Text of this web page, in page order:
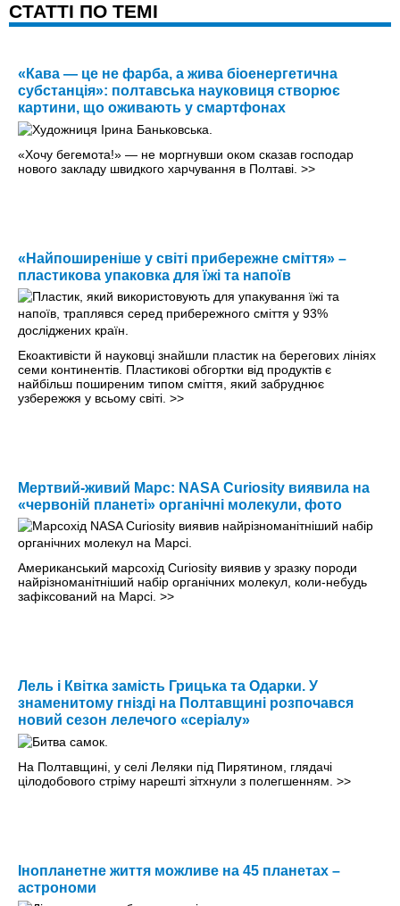
CТАТТІ ПО ТЕМІ
«Кава — це не фарба, а жива біоенергетична
субстанція»: полтавська науковиця створює
картини, що оживають у смартфонах
«Хочу бегемота!» — не моргнувши оком сказав господар
нового закладу швидкого харчування в Полтаві. >>
«Найпоширеніше у світі прибережне сміття» –
пластикова упаковка для їжі та напоїв
Екоактивісти й науковці знайшли пластик на берегових лініях
семи континентів. Пластикові обгортки від продуктів є
найбільш поширеним типом сміття, який забруднює
узбережжя у всьому світі. >>
Мертвий-живий Марс: NASA Curiosity виявила на
«червоній планеті» органічні молекули, фото
Американський марсохід Curiosity виявив у зразку породи
найрізноманітніший набір органічних молекул, коли-небудь
зафіксований на Марсі. >>
Лель і Квітка замість Грицька та Одарки. У
знаменитому гнізді на Полтавщині розпочався
новий сезон лелечого «серіалу»
На Полтавщині, у селі Леляки під Пирятином, глядачі
цілодобового стріму нарешті зітхнули з полегшенням. >>
Інопланетне життя можливе на 45 планетах –
астрономи